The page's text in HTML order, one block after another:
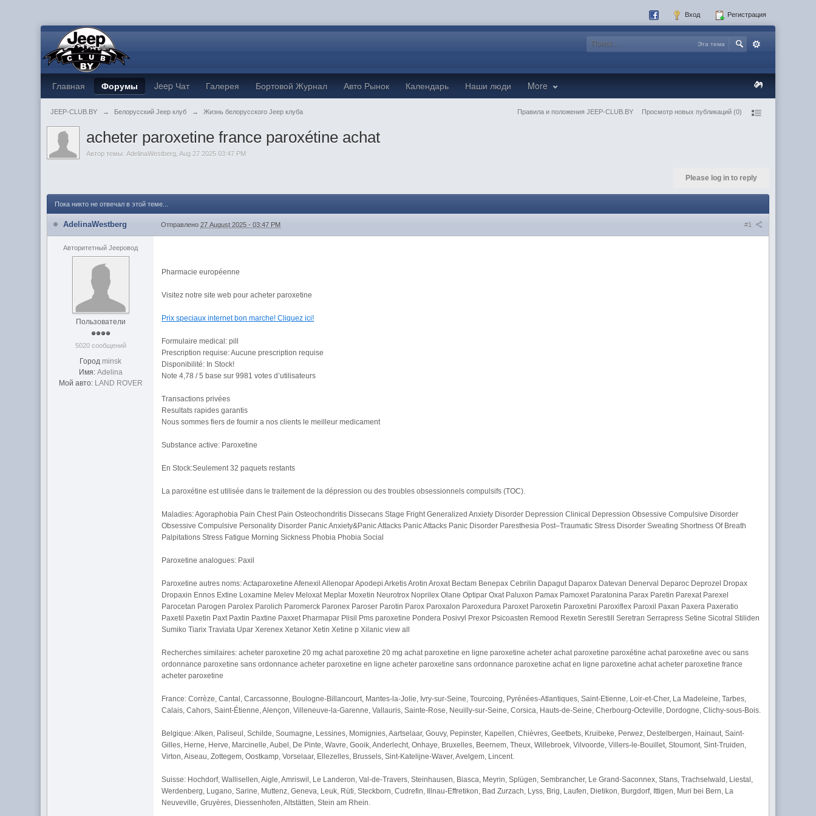
Вход Регистрация
Эта тема
Главная Форумы Jeep Чат Галерея Бортовой Журнал Авто Рынок Календарь Наши люди More
JEEP-CLUB.BY → Белорусский Jeep клуб → Жизнь белорусского Jeep клуба Правила и положения JEEP-CLUB.BY Просмотр новых публикаций (0)
acheter paroxetine france paroxétine achat
Автор темы:AdelinaWestberg ,Aug 27 2025 03:47 PM
Please log in to reply
Пока никто не отвечал в этой теме...
#1
AdelinaWestberg Отправлено27 August 2025 - 03:47 PM
Авторитетный Jeepовод
Пользователи
5020 сообщений
Город minsk
Имя: Adelina
Мой авто: LAND ROVER
Pharmacie européenne
Visitez notre site web pour acheter paroxetine
Prix speciaux internet bon marche! Cliquez ici!
Formulaire medical: pill
Prescription requise: Aucune prescription requise
Disponibilité: In Stock!
Note 4,78 / 5 base sur 9981 votes d’utilisateurs
Transactions privées
Resultats rapides garantis
Nous sommes fiers de fournir a nos clients le meilleur medicament
Substance active: Paroxetine
En Stock:Seulement 32 paquets restants
La paroxétine est utilisée dans le traitement de la dépression ou des troubles obsessionnels compulsifs (TOC).
Maladies: Agoraphobia Pain Chest Pain Osteochondritis Dissecans Stage Fright Generalized Anxiety Disorder Depression Clinical Depression Obsessive Compulsive Disorder
Obsessive Compulsive Personality Disorder Panic Anxiety&Panic Attacks Panic Attacks Panic Disorder Paresthesia Post–Traumatic Stress Disorder Sweating Shortness Of Breath
Palpitations Stress Fatigue Morning Sickness Phobia Phobia Social
Paroxetine analogues: Paxil
Paroxetine autres noms: Actaparoxetine Afenexil Allenopar Apodepi Arketis Arotin Aroxat Bectam Benepax Cebrilin Dapagut Daparox Datevan Denerval Deparoc Deprozel Dropax
Dropaxin Ennos Extine Loxamine Melev Meloxat Meplar Moxetin Neurotrox Noprilex Olane Optipar Oxat Paluxon Pamax Pamoxet Paratonina Parax Paretin Parexat Parexel
Parocetan Parogen Parolex Parolich Paromerck Paronex Paroser Parotin Parox Paroxalon Paroxedura Paroxet Paroxetin Paroxetini Paroxiflex Paroxil Paxan Paxera Paxeratio
Paxetil Paxetin Paxt Paxtin Paxtine Paxxet Pharmapar Plisil Pms paroxetine Pondera Posivyl Prexor Psicoasten Remood Rexetin Serestill Seretran Serrapress Setine Sicotral Stiliden
Sumiko Tiarix Traviata Upar Xerenex Xetanor Xetin Xetine p Xilanic view all
Recherches similaires: acheter paroxetine 20 mg achat paroxetine 20 mg achat paroxetine en ligne paroxetine acheter achat paroxetine paroxétine achat paroxetine avec ou sans
ordonnance paroxetine sans ordonnance acheter paroxetine en ligne acheter paroxetine sans ordonnance paroxetine achat en ligne paroxetine achat acheter paroxetine france
acheter paroxetine
France: Corrèze, Cantal, Carcassonne, Boulogne-Billancourt, Mantes-la-Jolie, Ivry-sur-Seine, Tourcoing, Pyrénées-Atlantiques, Saint-Etienne, Loir-et-Cher, La Madeleine, Tarbes,
Calais, Cahors, Saint-Étienne, Alençon, Villeneuve-la-Garenne, Vallauris, Sainte-Rose, Neuilly-sur-Seine, Corsica, Hauts-de-Seine, Cherbourg-Octeville, Dordogne, Clichy-sous-Bois.
Belgique: Alken, Paliseul, Schilde, Soumagne, Lessines, Momignies, Aartselaar, Gouvy, Pepinster, Kapellen, Chièvres, Geetbets, Kruibeke, Perwez, Destelbergen, Hainaut, Saint-
Gilles, Herne, Herve, Marcinelle, Aubel, De Pinte, Wavre, Gooik, Anderlecht, Onhaye, Bruxelles, Beernem, Theux, Willebroek, Vilvoorde, Villers-le-Bouillet, Stoumont, Sint-Truiden,
Virton, Aiseau, Zottegem, Oostkamp, Vorselaar, Ellezelles, Brussels, Sint-Katelijne-Waver, Avelgem, Lincent.
Suisse: Hochdorf, Wallisellen, Aigle, Amriswil, Le Landeron, Val-de-Travers, Steinhausen, Biasca, Meyrin, Splügen, Sembrancher, Le Grand-Saconnex, Stans, Trachselwald, Liestal,
Werdenberg, Lugano, Sarine, Muttenz, Geneva, Leuk, Rüti, Steckborn, Cudrefin, Illnau-Effretikon, Bad Zurzach, Lyss, Brig, Laufen, Dietikon, Burgdorf, Ittigen, Muri bei Bern, La
Neuveville, Gruyères, Diessenhofen, Altstätten, Stein am Rhein.